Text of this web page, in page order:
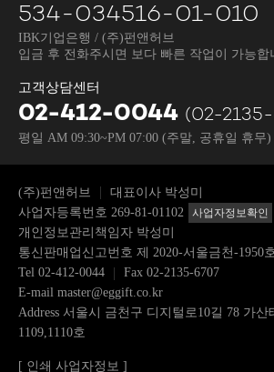
534-034516-01-010
IBK기업은행 / (주)펀앤허브
입금 후 전화주시면 보다 빠른 작업이 가능합
고객상담센터
02-412-0044 (02-
평일 AM 09:30~PM 07:00 (주말, 공휴일 휴무)
(주)펀앤허브
대표이사 박성미
사업자등록번호 269-81-01102
사업자정보확인
개인정보관리책임자 박성미
통신판매업신고번호 제 2020-서울금천-1950
Tel 02-412-0044
Fax 02-2135-6707
E-mail master@eggift.co.kr
Address 서울시 금천구 디지털로10길 78 가산
1109,1110호
[ 인쇄 사업자정보 ]